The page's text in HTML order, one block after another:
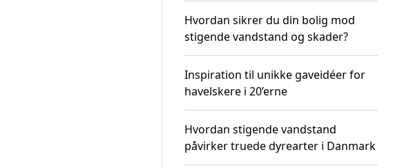
Hvordan sikrer du din bolig mod
stigende vandstand og skader?
Inspiration til unikke gaveidéer for
havelskere i 20’erne
Hvordan stigende vandstand
påvirker truede dyrearter i Danmark